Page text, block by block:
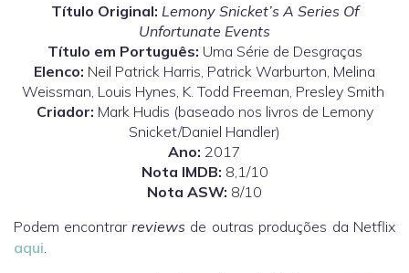
Título Original: Lemony Snicket’s A Series Of
Unfortunate Events
Título em Português: Uma Série de Desgraças
Elenco: Neil Patrick Harris, Patrick Warburton, Melina
Weissman, Louis Hynes, K. Todd Freeman, Presley Smith
Criador: Mark Hudis (baseado nos livros de Lemony
Snicket/Daniel Handler)
Ano: 2017
Nota IMDB: 8,1/10
Nota ASW: 8/10
Podem encontrar reviews de outras produções da Netflix
aqui